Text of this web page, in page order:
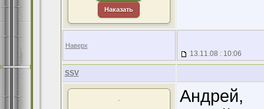
Наказать
Наверх
13.11.08 : 10:06
SSV
.
Андрей,